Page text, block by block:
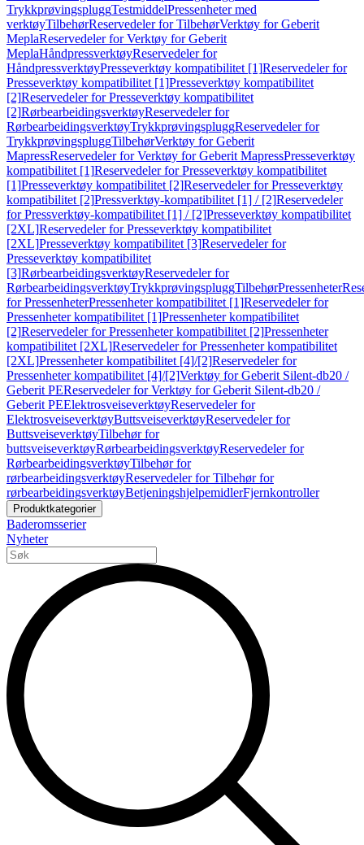
TrykkprøvingspluggTestmiddelPressenheter med
verktøyTilbehørReservedeler for TilbehørVerktøy for Geberit
MeplaReservedeler for Verktøy for Geberit
MeplaHåndpressverktøyReservedeler for
HåndpressverktøyPresseverktøy kompatibilitet [1]Reservedeler for
Presseverktøy kompatibilitet [1]Presseverktøy kompatibilitet
[2]Reservedeler for Presseverktøy kompatibilitet
[2]RørbearbeidingsverktøyReservedeler for
RørbearbeidingsverktøyTrykkprøvingspluggReservedeler for
TrykkprøvingspluggTilbehørVerktøy for Geberit
MapressReservedeler for Verktøy for Geberit MapressPresseverktøy
kompatibilitet [1]Reservedeler for Presseverktøy kompatibilitet
[1]Presseverktøy kompatibilitet [2]Reservedeler for Presseverktøy
kompatibilitet [2]Pressverktøy-kompatibilitet [1] / [2]Reservedeler
for Pressverktøy-kompatibilitet [1] / [2]Presseverktøy kompatibilitet
[2XL]Reservedeler for Presseverktøy kompatibilitet
[2XL]Presseverktøy kompatibilitet [3]Reservedeler for
Presseverktøy kompatibilitet
[3]RørbearbeidingsverktøyReservedeler for
RørbearbeidingsverktøyTrykkprøvingspluggTilbehørPressenheter
for PressenheterPressenheter kompatibilitet [1]Reservedeler for
Pressenheter kompatibilitet [1]Pressenheter kompatibilitet
[2]Reservedeler for Pressenheter kompatibilitet [2]Pressenheter
kompatibilitet [2XL]Reservedeler for Pressenheter kompatibilitet
[2XL]Pressenheter kompatibilitet [4]/[2]Reservedeler for
Pressenheter kompatibilitet [4]/[2]Verktøy for Geberit Silent-db20 /
Geberit PEReservedeler for Verktøy for Geberit Silent-db20 /
Geberit PEElektrosveiseverktøyReservedeler for
ElektrosveiseverktøyButtsveiseverktøyReservedeler for
ButtsveiseverktøyTilbehør for
buttsveiseverktøyRørbearbeidingsverktøyReservedeler for
RørbearbeidingsverktøyTilbehør for
rørbearbeidingsverktøyReservedeler for Tilbehør for
rørbearbeidingsverktøyBetjeningshjelpemidlerFjernkontroller
Produktkategorier
Baderomsserier
Nyheter